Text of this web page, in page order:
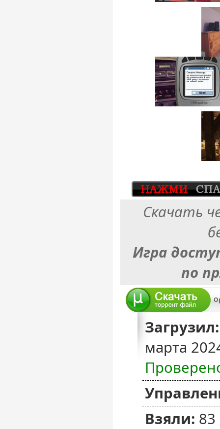
Скачать
Игра
по
Загрузил:
марта
Взяли: